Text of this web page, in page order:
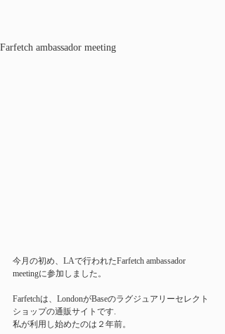
Farfetch ambassador meeting
今月の初め、LAで行われたFarfetch ambassador
meetingに参加しました。
Farfetchは、LondonがBaseのラグジュアリーセレクト
ショップの通販サイトです.
私が利用し始めたのは２年前。